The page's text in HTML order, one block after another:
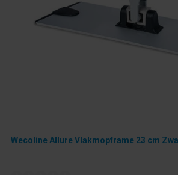
Wecoline Allure Vlakmopframe 23 cm